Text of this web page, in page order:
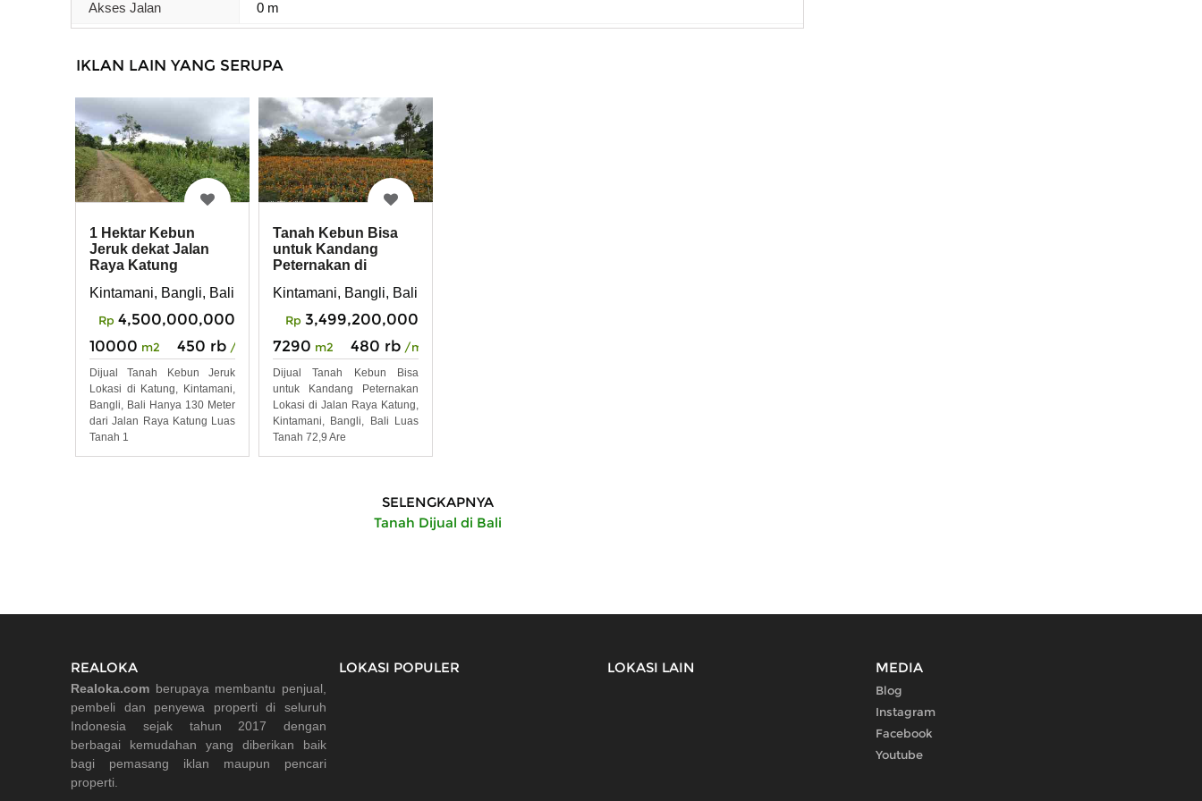
Akses Jalan 0 m
IKLAN LAIN YANG SERUPA
1 Hektar Kebun
Jeruk dekat Jalan
Raya Katung
Kintamani, Bangli, Bali
Rp 4,500,000,000
10000 m2 450 rb /m2
Dijual Tanah Kebun Jeruk
Lokasi di Katung, Kintamani,
Bangli, Bali Hanya 130 Meter
dari Jalan Raya Katung Luas
Tanah 1
Tanah Kebun Bisa
untuk Kandang
Peternakan di
Kintamani, Bangli, Bali
Rp 3,499,200,000
7290 m2 480 rb /m2
Dijual Tanah Kebun Bisa
untuk Kandang Peternakan
Lokasi di Jalan Raya Katung,
Kintamani, Bangli, Bali Luas
Tanah 72,9 Are
SELENGKAPNYA
Tanah Dijual di Bali
REALOKA
Realoka.com berupaya membantu penjual,
pembeli dan penyewa properti di seluruh
Indonesia sejak tahun 2017 dengan
berbagai kemudahan yang diberikan baik
bagi pemasang iklan maupun pencari
properti.
LOKASI POPULER LOKASI LAIN MEDIA
Blog
Instagram
Facebook
Youtube